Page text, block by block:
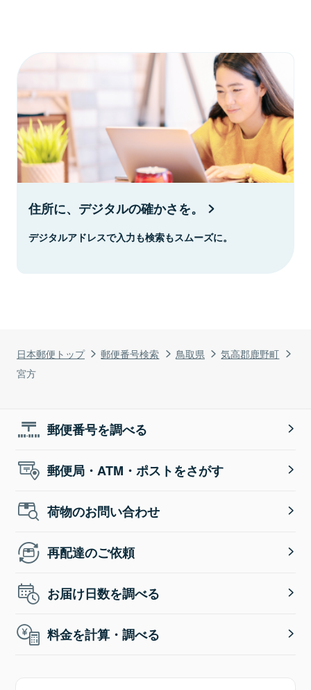
日本郵便トップ 郵便番号検索 鳥取県
気高郡鹿野町
宮方
住所に、デジタルの確かさを。
デジタルアドレスで入力も検索もスムーズに。
郵便番号を調べる
郵便局・ATM・ポストをさがす
荷物のお問い合わせ
再配達のご依頼
お届け日数を調べる
料金を計算・調べる